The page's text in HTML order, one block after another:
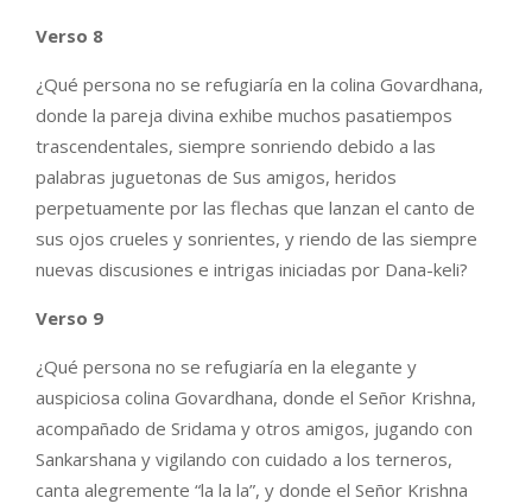
Verso 8
¿Qué persona no se refugiaría en la colina Govardhana,
donde la pareja divina exhibe muchos pasatiempos
trascendentales, siempre sonriendo debido a las
palabras juguetonas de Sus amigos, heridos
perpetuamente por las flechas que lanzan el canto de
sus ojos crueles y sonrientes, y riendo de las siempre
nuevas discusiones e intrigas iniciadas por Dana-keli?
Verso 9
¿Qué persona no se refugiaría en la elegante y
auspiciosa colina Govardhana, donde el Señor Krishna,
acompañado de Sridama y otros amigos, jugando con
Sankarshana y vigilando con cuidado a los terneros,
canta alegremente “la la la”, y donde el Señor Krishna